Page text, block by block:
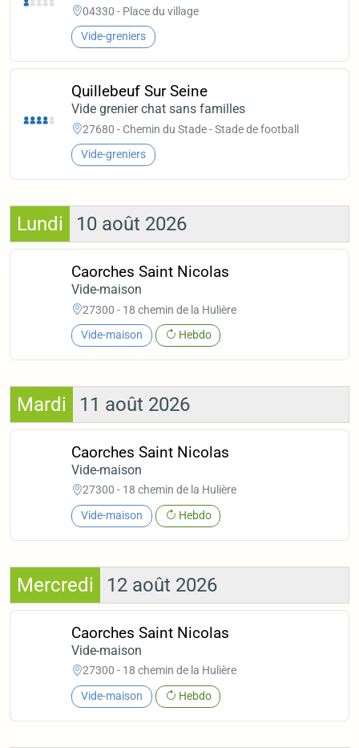
04330 - Place du village
Vide-greniers
Quillebeuf Sur Seine
Vide grenier chat sans familles
27680 - Chemin du Stade - Stade de football
Vide-greniers
Lundi 10 août 2026
Caorches Saint Nicolas
Vide-maison
27300 - 18 chemin de la Hulière
Vide-maison Hebdo
Mardi 11 août 2026
Caorches Saint Nicolas
Vide-maison
27300 - 18 chemin de la Hulière
Vide-maison Hebdo
Mercredi 12 août 2026
Caorches Saint Nicolas
Vide-maison
27300 - 18 chemin de la Hulière
Vide-maison Hebdo